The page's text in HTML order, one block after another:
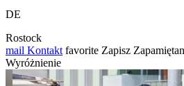
DE
Rostock
mail Kontakt favorite Zapisz
Wyróżnienie